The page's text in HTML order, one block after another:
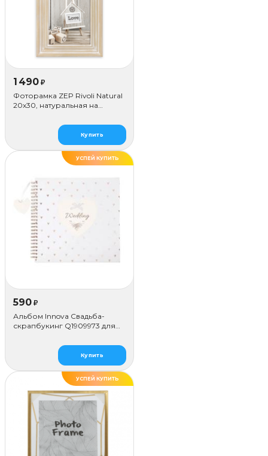
1 490 ₽
Фоторамка ZEP Rivoli Natural
20x30, натуральная на
Купить
УСПЕЙ КУПИТЬ
590 ₽
Альбом Innova Свадьба-
скрапбукинг Q1909973 для
Купить
УСПЕЙ КУПИТЬ